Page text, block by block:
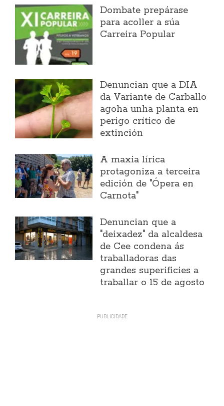
Dombate prepárase
para acoller a súa
Carreira Popular
Denuncian que a DIA
da Variante de Carballo
agoha unha planta en
perigo crítico de
extinción
A maxia lírica
protagoniza a terceira
edición de "Ópera en
Carnota"
Denuncian que a
"deixadez" da alcaldesa
de Cee condena ás
traballadoras das
grandes superificies a
traballar o 15 de agosto